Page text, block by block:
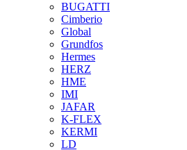
BUGATTI
Cimberio
Global
Grundfos
Hermes
HERZ
HME
IMI
JAFAR
K-FLEX
KERMI
LD